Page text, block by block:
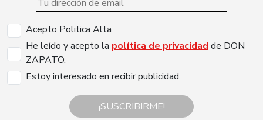
Acepto Politica Alta
He leído y acepto la política de privacidad de DON
ZAPATO.
Estoy interesado en recibir publicidad.
¡SUSCRIBIRME!